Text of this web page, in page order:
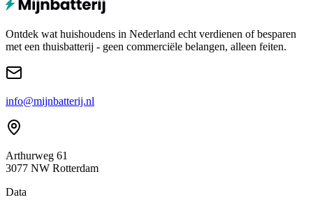
Ontdek wat huishoudens in Nederland echt verdienen of besparen
met een thuisbatterij - geen commerciële belangen, alleen feiten.
info@mijnbatterij.nl
Arthurweg 61
3077 NW Rotterdam
Data